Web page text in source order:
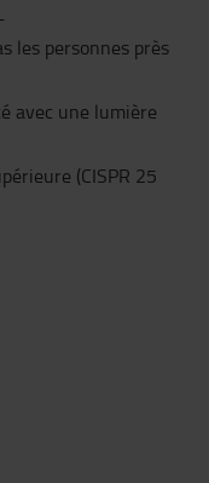
les personnes près
avec une lumière
(CISPR 25